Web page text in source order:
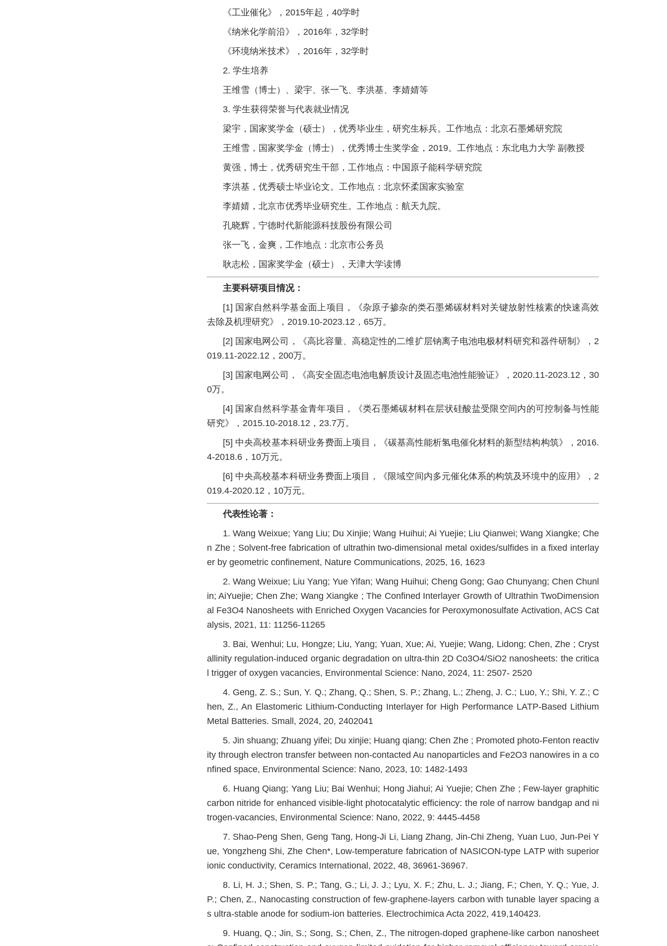
《工业催化》，2015年起，40学时
《纳米化学前沿》，2016年，32学时
《环境纳米技术》，2016年，32学时
2. 学生培养
王维雪（博士）、梁宇、张一飞、李洪基、李婧婧等
3. 学生获得荣誉与代表就业情况
梁宇，国家奖学金（硕士），优秀毕业生，研究生标兵。工作地点：北京石墨烯研究院
王维雪，国家奖学金（博士），优秀博士生奖学金，2019。工作地点：东北电力大学 副教授
黄强，博士，优秀研究生干部，工作地点：中国原子能科学研究院
李洪基，优秀硕士毕业论文。工作地点：北京怀柔国家实验室
李婧婧，北京市优秀毕业研究生。工作地点：航天九院。
孔晓辉，宁德时代新能源科技股份有限公司
张一飞，金爽，工作地点：北京市公务员
耿志松，国家奖学金（硕士），天津大学读博
主要科研项目情况：
[1] 国家自然科学基金面上项目，《杂原子掺杂的类石墨烯碳材料对关键放射性核素的快速高效
去除及机理研究》，2019.10-2023.12，65万。
[2] 国家电网公司，《高比容量、高稳定性的二维扩层钠离子电池电极材料研究和器件研制》，2
019.11-2022.12，200万。
[3] 国家电网公司，《高安全固态电池电解质设计及固态电池性能验证》，2020.11-2023.12，30
0万。
[4] 国家自然科学基金青年项目，《类石墨烯碳材料在层状硅酸盐受限空间内的可控制备与性能
研究》，2015.10-2018.12，23.7万。
[5] 中央高校基本科研业务费面上项目，《碳基高性能析氢电催化材料的新型结构构筑》，2016.
4-2018.6，10万元。
[6] 中央高校基本科研业务费面上项目，《限域空间内多元催化体系的构筑及环境中的应用》，2
019.4-2020.12，10万元。
代表性论著：
1. Wang Weixue; Yang Liu; Du Xinjie; Wang Huihui; Ai Yuejie; Liu Qianwei; Wang Xiangke; Che
n Zhe ; Solvent-free fabrication of ultrathin two-dimensional metal oxides/sulfides in a fixed interlay
er by geometric confinement, Nature Communications, 2025, 16, 1623
2. Wang Weixue; Liu Yang; Yue Yifan; Wang Huihui; Cheng Gong; Gao Chunyang; Chen Chunl
in; AiYuejie; Chen Zhe; Wang Xiangke ; The Confined Interlayer Growth of Ultrathin TwoDimension
al Fe3O4 Nanosheets with Enriched Oxygen Vacancies for Peroxymonosulfate Activation, ACS Cat
alysis, 2021, 11: 11256-11265
3. Bai, Wenhui; Lu, Hongze; Liu, Yang; Yuan, Xue; Ai, Yuejie; Wang, Lidong; Chen, Zhe ; Cryst
allinity regulation-induced organic degradation on ultra-thin 2D Co3O4/SiO2 nanosheets: the critica
l trigger of oxygen vacancies, Environmental Science: Nano, 2024, 11: 2507- 2520
4. Geng, Z. S.; Sun, Y. Q.; Zhang, Q.; Shen, S. P.; Zhang, L.; Zheng, J. C.; Luo, Y.; Shi, Y. Z.; C
hen, Z., An Elastomeric Lithium-Conducting Interlayer for High Performance LATP-Based Lithium
Metal Batteries. Small, 2024, 20, 2402041
5. Jin shuang; Zhuang yifei; Du xinjie; Huang qiang; Chen Zhe ; Promoted photo-Fenton reactiv
ity through electron transfer between non-contacted Au nanoparticles and Fe2O3 nanowires in a co
nfined space, Environmental Science: Nano, 2023, 10: 1482-1493
6. Huang Qiang; Yang Liu; Bai Wenhui; Hong Jiahui; Ai Yuejie; Chen Zhe ; Few-layer graphitic
carbon nitride for enhanced visible-light photocatalytic efficiency: the role of narrow bandgap and ni
trogen-vacancies, Environmental Science: Nano, 2022, 9: 4445-4458
7. Shao-Peng Shen, Geng Tang, Hong-Ji Li, Liang Zhang, Jin-Chi Zheng, Yuan Luo, Jun-Pei Y
ue, Yongzheng Shi, Zhe Chen*, Low-temperature fabrication of NASICON-type LATP with superior
ionic conductivity, Ceramics International, 2022, 48, 36961-36967.
8. Li, H. J.; Shen, S. P.; Tang, G.; Li, J. J.; Lyu, X. F.; Zhu, L. J.; Jiang, F.; Chen, Y. Q.; Yue, J.
P.; Chen, Z., Nanocasting construction of few-graphene-layers carbon with tunable layer spacing a
s ultra-stable anode for sodium-ion batteries. Electrochimica Acta 2022, 419,140423.
9. Huang, Q.; Jin, S.; Song, S.; Chen, Z., The nitrogen-doped graphene-like carbon nanosheet